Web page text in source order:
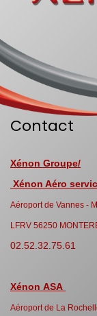
Contact
Xénon Groupe/
Xénon Aéro
Aéroport de Vannes -
LFRV 56250
02.52.32.75.61
Xénon ASA
Aéroport de La